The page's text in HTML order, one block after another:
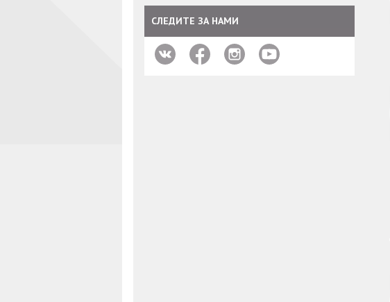
СЛЕДИТЕ ЗА НАМИ